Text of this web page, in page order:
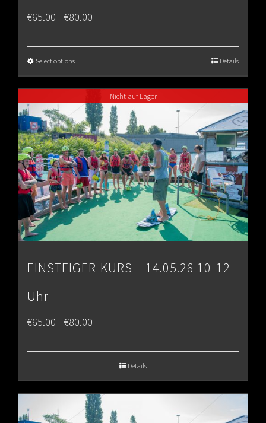
€65.00–€80.00
€80.00
Select options Details
Nicht auf Lager
EINSTEIGER-KURS – 14.05.26 10-12
Uhr
€65.00–€80.00
€80.00
Details